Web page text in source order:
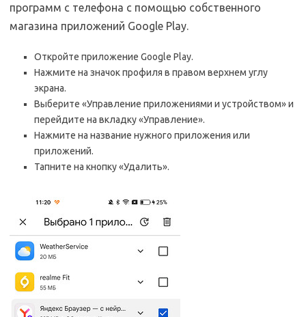
программ с телефона с помощью собственного
магазина приложений Google Play.
Откройте приложение Google Play.
Нажмите на значок профиля в правом верхнем углу
экрана.
Выберите «Управление приложениями и устройством» и
перейдите на вкладку «Управление».
Нажмите на название нужного приложения или
приложений.
Тапните на кнопку «Удалить».